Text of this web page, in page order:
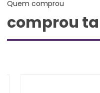
Quem comprou
comprou